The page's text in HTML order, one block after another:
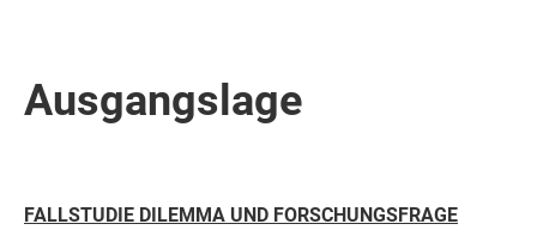
Ausgangslage
FALLSTUDIE DILEMMA UND FORSCHUNGSFRAGE